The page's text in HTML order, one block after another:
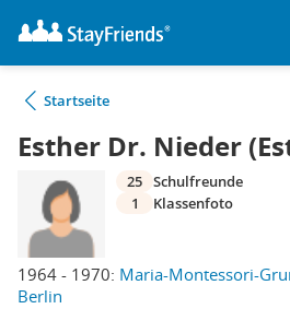
Startseite
Esther Dr. Nieder
1964 - 1970: Maria-Montessori-
Berlin
25 Schulfreunde
1
Klassenfoto